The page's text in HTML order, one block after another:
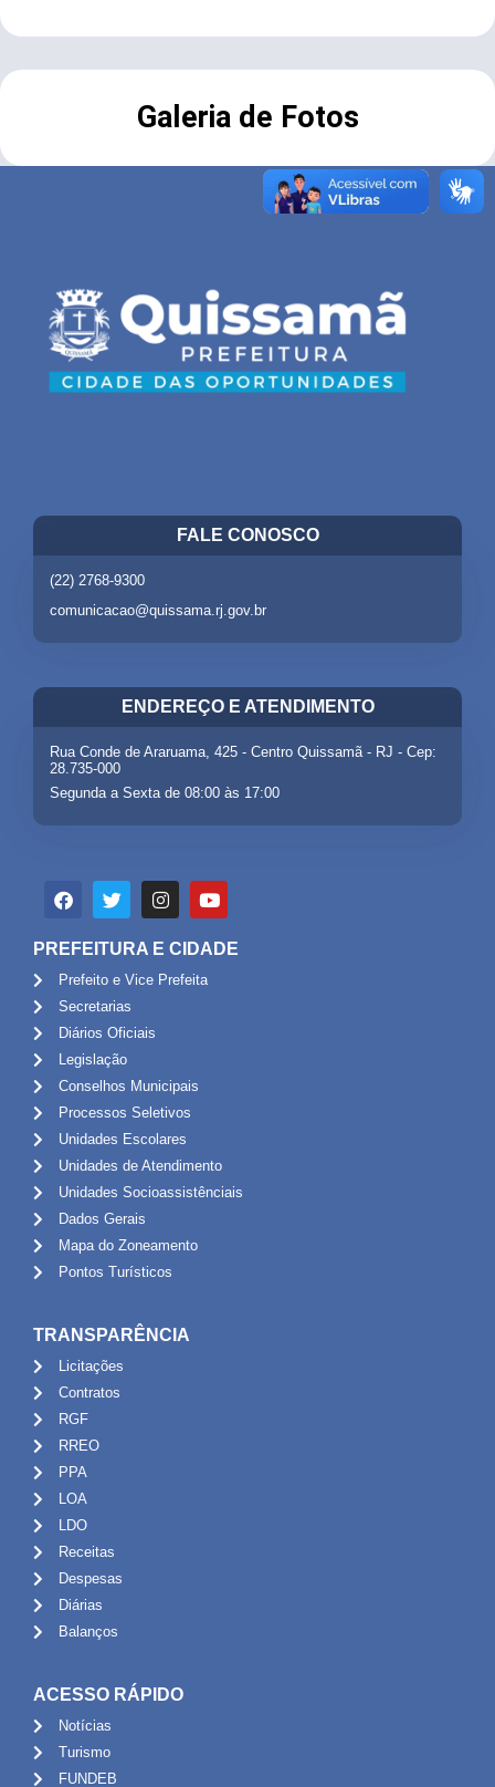
Galeria de Fotos
FALE CONOSCO
(22) 2768-9300
comunicacao@quissama.rj.gov.br
ENDEREÇO E ATENDIMENTO
Rua Conde de Araruama, 425 - Centro Quissamã - RJ - Cep:
28.735-000
Segunda a Sexta de 08:00 às 17:00
PREFEITURA E CIDADE
Prefeito e Vice Prefeita
Secretarias
Diários Oficiais
Legislação
Conselhos Municipais
Processos Seletivos
Unidades Escolares
Unidades de Atendimento
Unidades Socioassistênciais
Dados Gerais
Mapa do Zoneamento
Pontos Turísticos
TRANSPARÊNCIA
Licitações
Contratos
RGF
RREO
PPA
LOA
LDO
Receitas
Despesas
Diárias
Balanços
ACESSO RÁPIDO
Notícias
Turismo
FUNDEB